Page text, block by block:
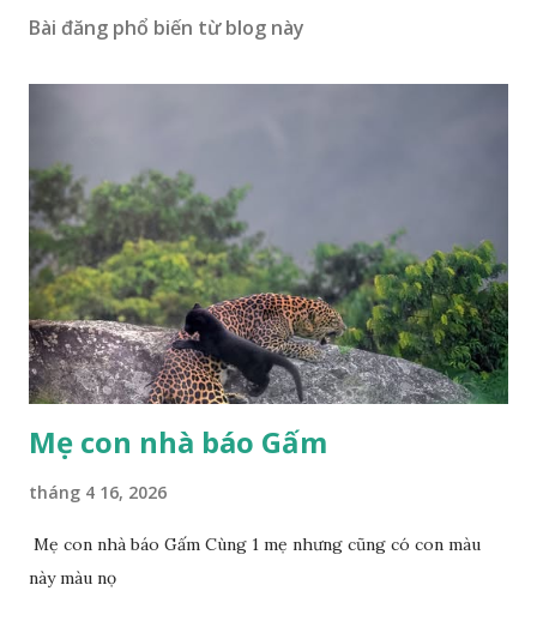
Bài đăng phổ biến từ blog này
Mẹ con nhà báo Gấm
tháng 4 16, 2026
Mẹ con nhà báo Gấm Cùng 1 mẹ nhưng cũng có con màu
này màu nọ